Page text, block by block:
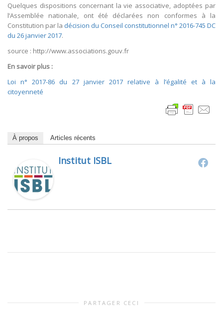
Quelques dispositions concernant la vie associative, adoptées par
l’Assemblée nationale, ont été déclarées non conformes à la
Constitution par la décision du Conseil constitutionnel n° 2016-745 DC
du 26 janvier 2017.
source : http://www.associations.gouv.fr
En savoir plus :
Loi n° 2017-86 du 27 janvier 2017 relative à l’égalité et à la
citoyenneté
À propos Articles récents
Institut ISBL
PARTAGER CECI